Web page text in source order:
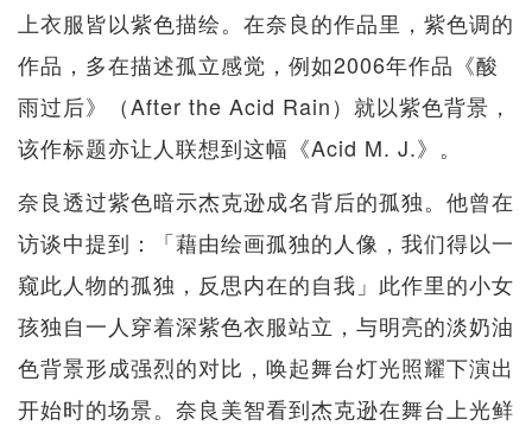
上衣服皆以紫色描绘。在奈良的作品里，紫色调的
作品，多在描述孤立感觉，例如2006年作品《酸
雨过后》（After the Acid Rain）就以紫色背景，
该作标题亦让人联想到这幅《Acid M. J.》。
奈良透过紫色暗示杰克逊成名背后的孤独。他曾在
访谈中提到：「藉由绘画孤独的人像，我们得以一
窥此人物的孤独，反思内在的自我」此作里的小女
孩独自一人穿着深紫色衣服站立，与明亮的淡奶油
色背景形成强烈的对比，唤起舞台灯光照耀下演出
开始时的场景。奈良美智看到杰克逊在舞台上光鲜